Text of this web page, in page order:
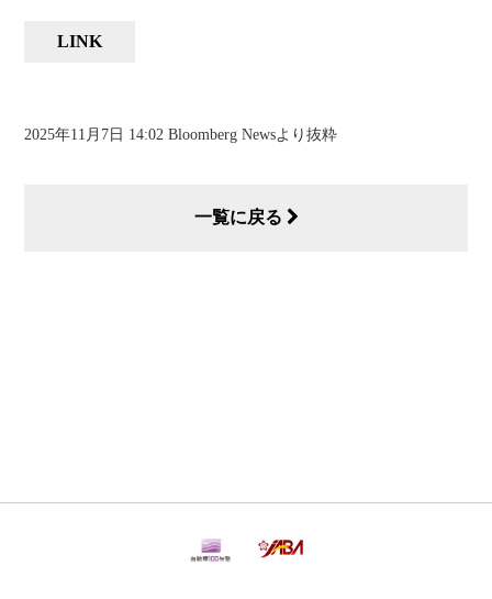
LINK
2025年11月7日 14:02 Bloomberg Newsより抜粋
一覧に戻る